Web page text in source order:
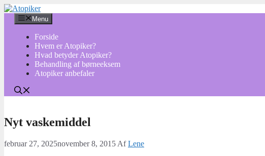
Hop
indhold
Menu
Forside
Hvem er Atopiker?
Hvad betyder Atopiker?
Behandling af børneeksem
Atopiker anbefaler
Nyt vaskemiddel
februar 27, 2025november 8, 2015 AfLene